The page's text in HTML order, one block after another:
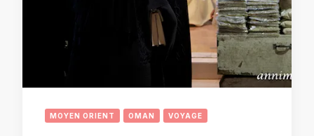
MOYEN ORIENT OMAN VOYAGE